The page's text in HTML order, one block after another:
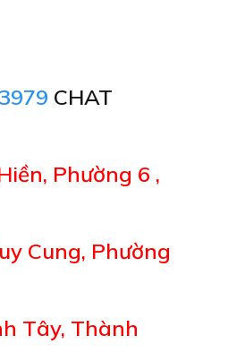
CHAT
Phường 6 ,
Cung, Phường
Tây, Thành